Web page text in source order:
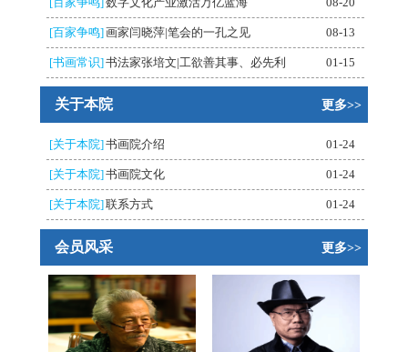
[百家争鸣]画家闫晓萍|笔会的一孔之见 08-13
[书画常识]书法家张培文|工欲善其事、必先利 01-15
关于本院 更多>>
[关于本院] 书画院介绍 01-24
[关于本院] 书画院文化 01-24
[关于本院] 联系方式 01-24
会员风采 更多>>